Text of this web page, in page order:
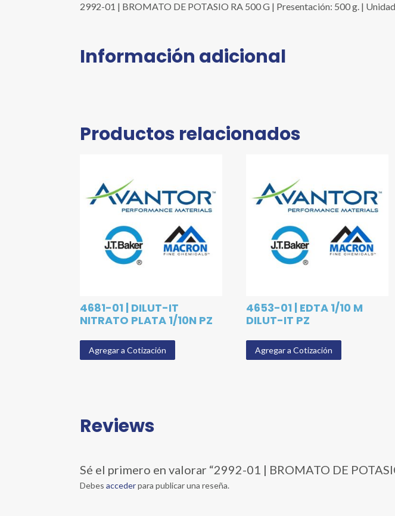
2992-01 | BROMATO DE POTASIO RA 500 G | Presentación: 500 g. |
Información adicional
Productos relacionados
4681-01 | DILUT-IT
NITRATO PLATA 1/10N PZ
Agregar a Cotización
4653-01 | EDTA 1/10 M
DILUT-IT PZ
Agregar a Cotización
Reviews
Sé el primero en valorar “2992-01 | BROMATO DE
Debesaccederpara publicar una reseña.